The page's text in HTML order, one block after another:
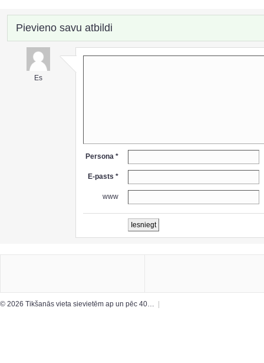
Pievieno savu atbildi
Es
Persona *
E-pasts *
www
© 2026 Tikšanās vieta sievietēm ap un pēc 40… |